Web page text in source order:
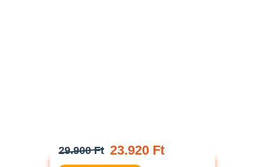
29.900 Ft 23.920 Ft